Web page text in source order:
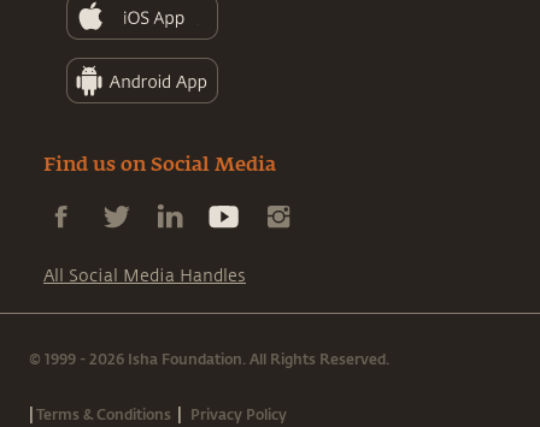
Find us on Social Media
All Social Media Handles
© 1999 - 2026 Isha Foundation. All Rights Reserved.
|Terms & Conditions | Privacy Policy